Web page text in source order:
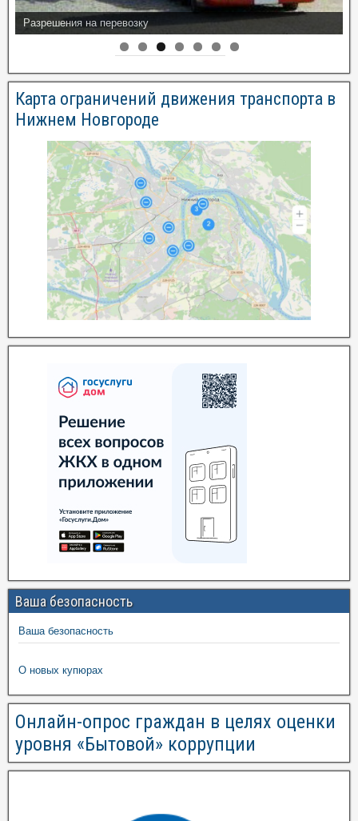
Разрешения на перевозку
Карта ограничений движения транспорта в
Нижнем Новгороде
Ваша безопасность
Ваша безопасность
О новых купюрах
Онлайн-опрос граждан в целях оценки
уровня «Бытовой» коррупции